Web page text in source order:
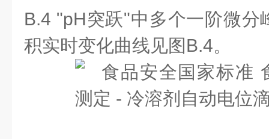
B.4 "pH突跃"中多个一阶微分
积实时变化曲线见图B.4。